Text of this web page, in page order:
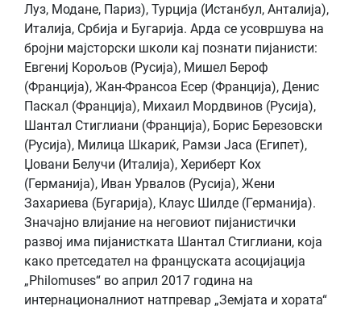
Луз, Модане, Париз), Турција (Истанбул, Анталија),
Италија, Србија и Бугарија. Арда се усовршува на
бројни мајсторски школи кај познати пијанисти:
Евгениј Корољов (Русија), Мишел Бероф
(Франција), Жан-Франсоа Есер (Франција), Денис
Паскал (Франција), Михаил Мордвинов (Русија),
Шантал Стиглиани (Франција), Борис Березовски
(Русија), Милица Шкариќ, Рамзи Јаса (Египет),
Џовани Белучи (Италија), Хериберт Кох
(Германија), Иван Урвалов (Русија), Жени
Захариева (Бугарија), Клаус Шилде (Германија).
Значајно влијание на неговиот пијанистички
развој има пијанистката Шантал Стиглиани, која
како претседател на француската асоцијација
„Philomuses“ во април 2017 година на
интернационалниот натпревар „Земјата и хората“